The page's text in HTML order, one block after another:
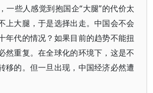
一些人感觉到抱国企“大腿”的代价太
上大腿，于是选择出走。中国会不会
年代的情况？如果目前的趋势不能扭
然重复。在全球化的环境下，这是不
移的。但一旦出现，中国经济必然遭